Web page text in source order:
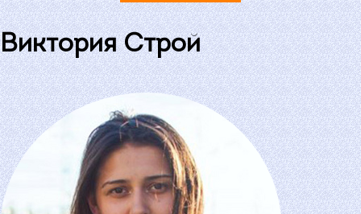
Виктория Строй